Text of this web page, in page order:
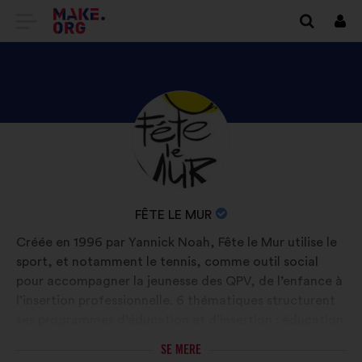
TILBAGE
MAKE.ORG’S
STARTSIDE
Log
på
SE
FÊTE
LE
MUR’S
ORGANISATIONENS
NAVN:
FÊTE LE MUR
Biografi:
Créée en 1996 par Yannick Noah, Fête le Mur utilise le
sport, et notamment le tennis, comme outil social
pour accompagner la jeunesse des QPV, de l’enfance à
SE MERE